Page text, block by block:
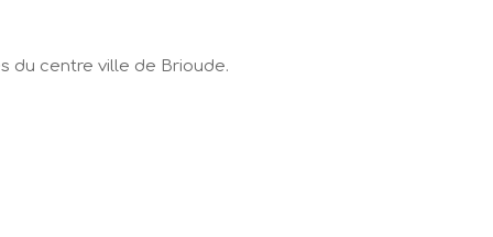
du centre ville de Brioude.